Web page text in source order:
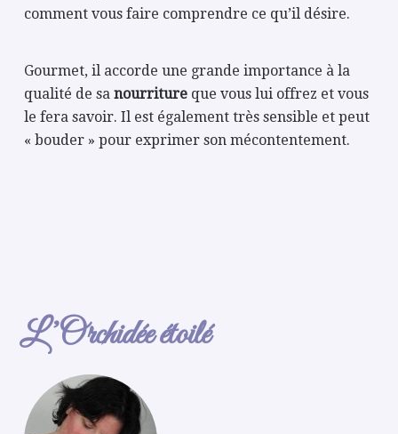
comment vous faire comprendre ce qu’il désire.
Gourmet, il accorde une grande importance à la
qualité de sanourriture que vous lui offrez et vous
le fera savoir. Il est également très sensible et peut
« bouder » pour exprimer son mécontentement.
L’Orchidée étoilé